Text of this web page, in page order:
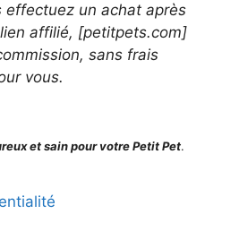
effectuez un achat après
affilié, [petitpets.com]
sans frais
vous.
et sain pour votre Petit Pet.